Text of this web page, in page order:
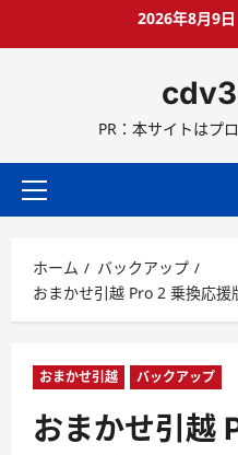
ス
ッ
2026年8月9日
PR：本サイトはプ
メ
メ
ニ
ュ
ホーム
バックアップ
おまかせ引越 Pro 2 乗換応援
おまかせ引越 バックアップ
おまかせ引越